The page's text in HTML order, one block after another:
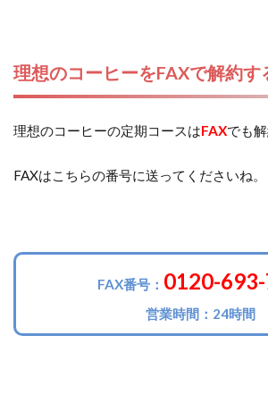
理想のコーヒーをFAXで解約す
理想のコーヒーの定期コースはFAXでも
FAXはこちらの番号に送ってくださいね。
FAX番号： 0120-
営業時間：24時間